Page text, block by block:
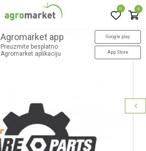
0 0
Agromarket app
Preuzmite besplatno
Agromarket aplikaciju
Google play
App Store